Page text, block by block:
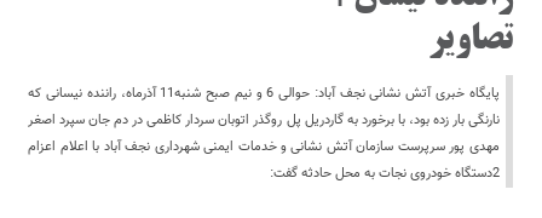
تصاویر
پایگاه خبری آتش نشانی نجف آباد: حوالی 6 و نیم صبح شنبه11 آذرماه، راننده نیسانی که
نارنگی بار زده بود، با برخورد به گاردریل پل روگذر اتوبان سردار کاظمی در دم جان سپرد اصغر
مهدی پور سرپرست سازمان آتش نشانی و خدمات ایمنی شهرداری نجف آباد با اعلام اعزام
2دستگاه خودروی نجات به محل حادثه گفت: